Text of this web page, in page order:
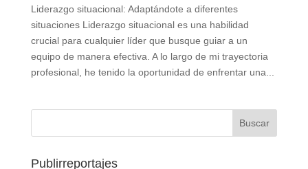
Liderazgo situacional: Adaptándote a diferentes
situaciones Liderazgo situacional es una habilidad
crucial para cualquier líder que busque guiar a un
equipo de manera efectiva. A lo largo de mi trayectoria
profesional, he tenido la oportunidad de enfrentar una...
Publirreportajes